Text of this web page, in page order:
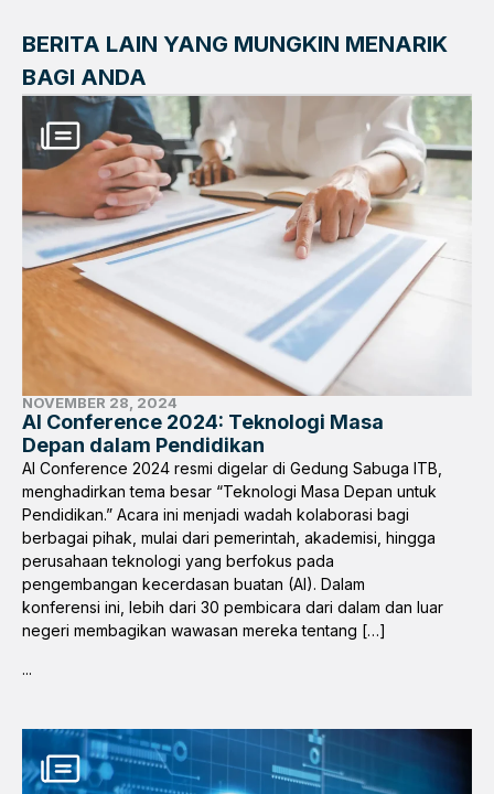
BERITA LAIN YANG MUNGKIN MENARIK
BAGI ANDA
NOVEMBER 28, 2024
AI Conference 2024: Teknologi Masa
Depan dalam Pendidikan
AI Conference 2024 resmi digelar di Gedung Sabuga ITB,
menghadirkan tema besar “Teknologi Masa Depan untuk
Pendidikan.” Acara ini menjadi wadah kolaborasi bagi
berbagai pihak, mulai dari pemerintah, akademisi, hingga
perusahaan teknologi yang berfokus pada
pengembangan kecerdasan buatan (AI). Dalam
konferensi ini, lebih dari 30 pembicara dari dalam dan luar
negeri membagikan wawasan mereka tentang […]
...